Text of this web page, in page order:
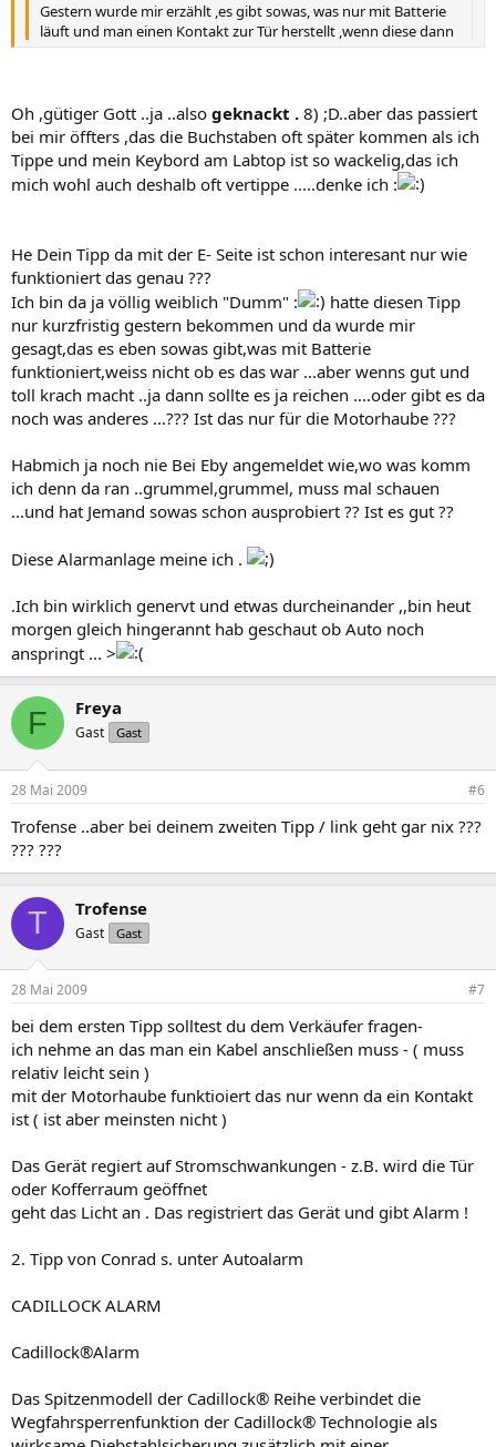
Gestern wurde mir erzählt ,es gibt sowas, was nur mit Batterie
läuft und man einen Kontakt zur Tür herstellt ,wenn diese dann
gekacktwird,also auf geht, geht ein sehr starker schriller Arlam
Oh ,gütiger Gott ..ja ..also geknackt . 8) ;D..aber das passiert
bei mir öffters ,das die Buchstaben oft später kommen als ich
Tippe und mein Keybord am Labtop ist so wackelig,das ich
mich wohl auch deshalb oft vertippe .....denke ich :
He Dein Tipp da mit der E- Seite ist schon interesant nur wie
funktioniert das genau ???
Ich bin da ja völlig weiblich "Dumm" :
hatte diesen Tipp
nur kurzfristig gestern bekommen und da wurde mir
gesagt,das es eben sowas gibt,was mit Batterie
funktioniert,weiss nicht ob es das war ...aber wenns gut und
toll krach macht ..ja dann sollte es ja reichen ....oder gibt es da
noch was anderes ...??? Ist das nur für die Motorhaube ???
Habmich ja noch nie Bei Eby angemeldet wie,wo was komm
ich denn da ran ..grummel,grummel, muss mal schauen
...und hat Jemand sowas schon ausprobiert ?? Ist es gut ??
Diese Alarmanlage meine ich .
.Ich bin wirklich genervt und etwas durcheinander ,,bin heut
morgen gleich hingerannt hab geschaut ob Auto noch
anspringt ... >
F Freya
Gast Gast
28 Mai 2009 #6
Trofense ..aber bei deinem zweiten Tipp / link geht gar nix ???
??? ???
T Trofense
Gast Gast
28 Mai 2009 #7
bei dem ersten Tipp solltest du dem Verkäufer fragen-
ich nehme an das man ein Kabel anschließen muss - ( muss
relativ leicht sein )
mit der Motorhaube funktioiert das nur wenn da ein Kontakt
ist ( ist aber meinsten nicht )
Das Gerät regiert auf Stromschwankungen - z.B. wird die Tür
oder Kofferraum geöffnet
geht das Licht an . Das registriert das Gerät und gibt Alarm !
2. Tipp von Conrad s. unter Autoalarm
CADILLOCK ALARM
Cadillock®Alarm
Das Spitzenmodell der Cadillock® Reihe verbindet die
Wegfahrsperrenfunktion der Cadillock® Technologie als